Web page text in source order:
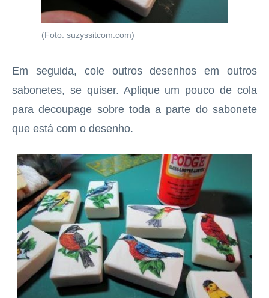
(Foto: suzyssitcom.com)
Em seguida, cole outros desenhos em outros
sabonetes, se quiser. Aplique um pouco de cola
para decoupage sobre toda a parte do sabonete
que está com o desenho.